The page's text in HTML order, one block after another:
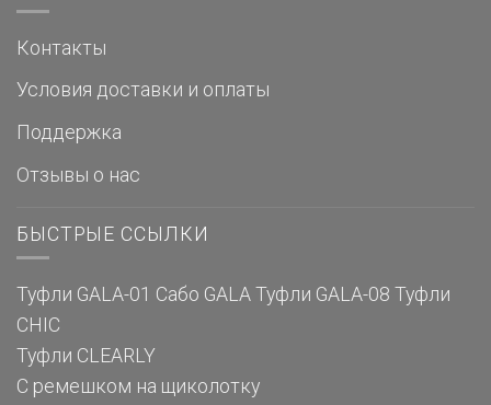
Контакты
Условия доставки и оплаты
Поддержка
Отзывы о нас
БЫСТРЫЕ ССЫЛКИ
Туфли GALA-01 Сабо GALA Туфли GALA-08 Туфли
CHIC
Туфли CLEARLY
С ремешком на щиколотку